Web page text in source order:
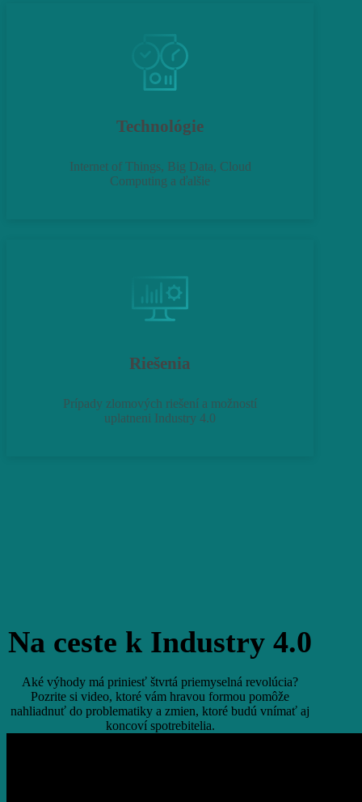
Technológie
Internet of Things, Big Data, Cloud
Computing a ďalšie
Riešenia
Prípady zlomových riešení a možností
uplatneni Industry 4.0
Na ceste k Industry 4.0
Aké výhody má priniesť štvrtá priemyselná revolúcia?
Pozrite si video, ktoré vám hravou formou pomôže
nahliadnuť do problematiky a zmien, ktoré budú vnímať aj
koncoví spotrebitelia.